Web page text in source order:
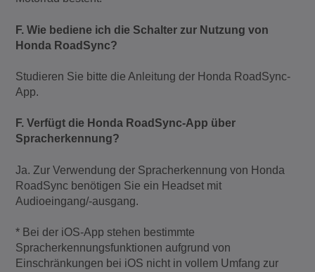
F. Wie bediene ich die Schalter zur Nutzung von
Honda RoadSync?
Studieren Sie bitte die Anleitung der Honda RoadSync-
App.
F. Verfügt die Honda RoadSync-App über
Spracherkennung?
Ja. Zur Verwendung der Spracherkennung von Honda
RoadSync benötigen Sie ein Headset mit
Audioeingang/-ausgang.
* Bei der iOS-App stehen bestimmte
Spracherkennungsfunktionen aufgrund von
Einschränkungen bei iOS nicht in vollem Umfang zur